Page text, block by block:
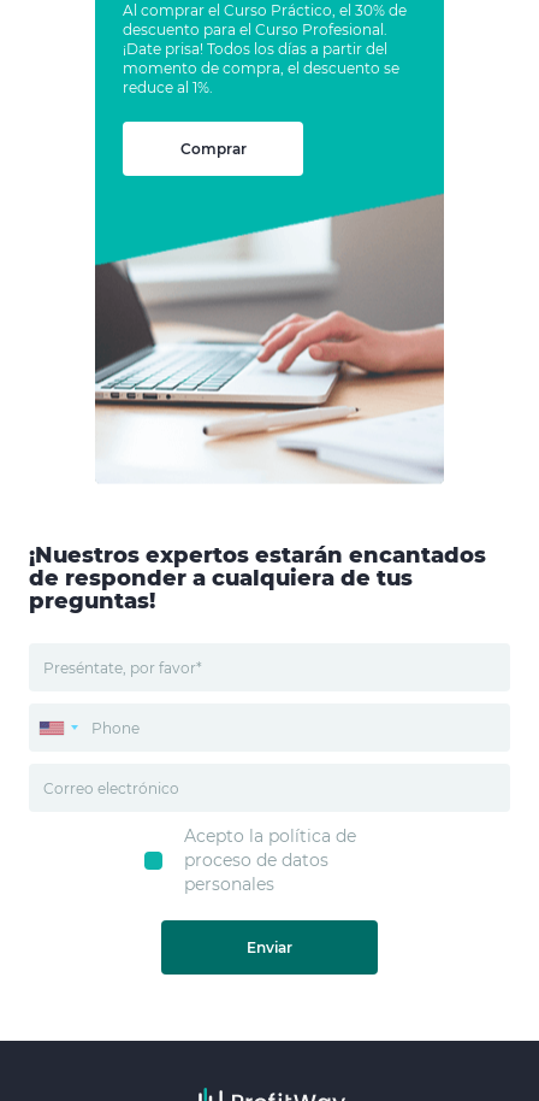
Al comprar el Curso Práctico, el 30% de
descuento para el Curso Profesional.
¡Date prisa! Todos los días a partir del
momento de compra, el descuento se
reduce al 1%.
Comprar
¡Nuestros expertos estarán encantados
de responder a cualquiera de tus
preguntas!
Acepto la política de
proceso de datos
personales
Enviar